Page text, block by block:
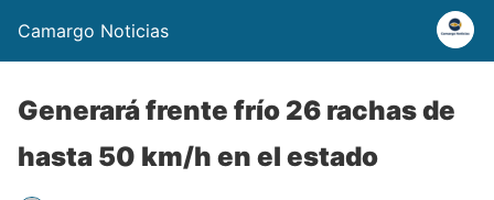
Camargo Noticias
Generará frente frío 26 rachas de
hasta 50 km/h en el estado